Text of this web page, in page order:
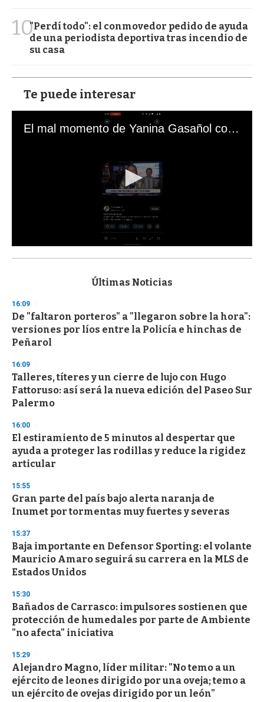
10"Perdí todo": el conmovedor pedido de ayuda
de una periodista deportiva tras incendio de
su casa
Te puede interesar
El mal momento de Yanina Gasañol con un hincha argentino en "Subrayado"
s
d
s
o
f
3
s
e
c
o
n
Últimas Noticias
16:09
De "faltaron porteros" a "llegaron sobre la hora":
versiones por líos entre la Policía e hinchas de
Peñarol
16:09
Talleres, títeres y un cierre de lujo con Hugo
Fattoruso: así será la nueva edición del Paseo Sur
Palermo
16:00
El estiramiento de 5 minutos al despertar que
ayuda a proteger las rodillas y reduce la rigidez
articular
15:55
Gran parte del país bajo alerta naranja de
Inumet por tormentas muy fuertes y severas
15:37
Baja importante en Defensor Sporting: el volante
Mauricio Amaro seguirá su carrera en la MLS de
Estados Unidos
15:30
Bañados de Carrasco: impulsores sostienen que
protección de humedales por parte de Ambiente
"no afecta" iniciativa
15:29
Alejandro Magno, líder militar: "No temo a un
ejército de leones dirigido por una oveja; temo a
un ejército de ovejas dirigido por un león"